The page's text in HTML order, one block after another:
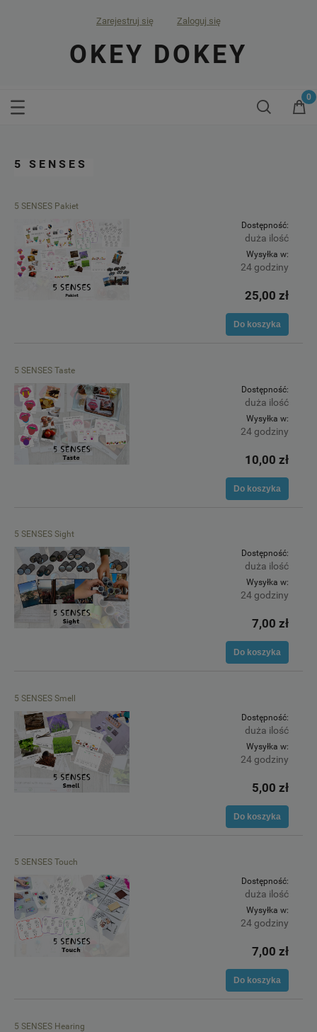
Zarejestruj się Zaloguj się
OKEY DOKEY
5 SENSES
5 SENSES Pakiet
Dostępność:
duża ilość
Wysyłka w:
24 godziny
25,00 zł
Do koszyka
5 SENSES Taste
Dostępność:
duża ilość
Wysyłka w:
24 godziny
10,00 zł
Do koszyka
5 SENSES Sight
Dostępność:
duża ilość
Wysyłka w:
24 godziny
7,00 zł
Do koszyka
5 SENSES Smell
Dostępność:
duża ilość
Wysyłka w:
24 godziny
5,00 zł
Do koszyka
5 SENSES Touch
Dostępność:
duża ilość
Wysyłka w:
24 godziny
7,00 zł
Do koszyka
5 SENSES Hearing